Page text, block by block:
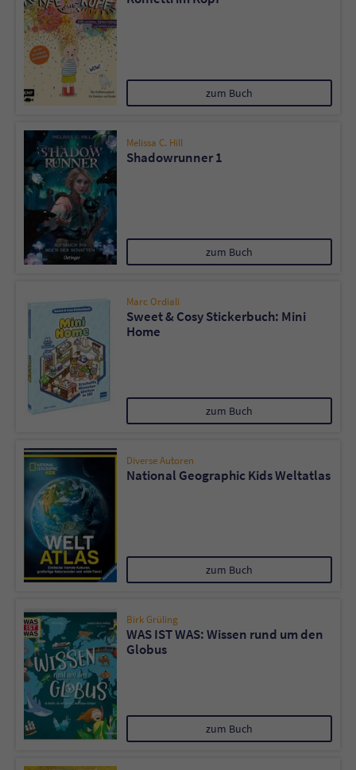
zum Buch
Melissa C. Hill
Shadowrunner 1
zum Buch
Marc Ordiali
Sweet & Cosy Stickerbuch: Mini
Home
zum Buch
Diverse Autoren
National Geographic Kids Weltatlas
zum Buch
Birk Grüling
WAS IST WAS: Wissen rund um den
Globus
zum Buch